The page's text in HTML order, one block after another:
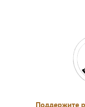
Поддержите